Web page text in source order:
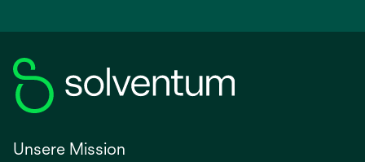
Unsere Mission